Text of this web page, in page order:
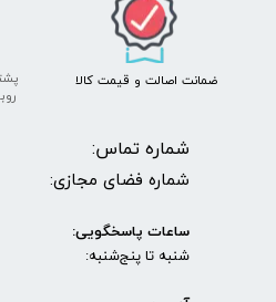
ضمانت اصالت و قیمت​​​​​​​ کالا ​​​​​​​
شماره
شماره فضای مجازی:
ساعات پاسخگویی:
شنبه تا پنج‌شنبه: 8